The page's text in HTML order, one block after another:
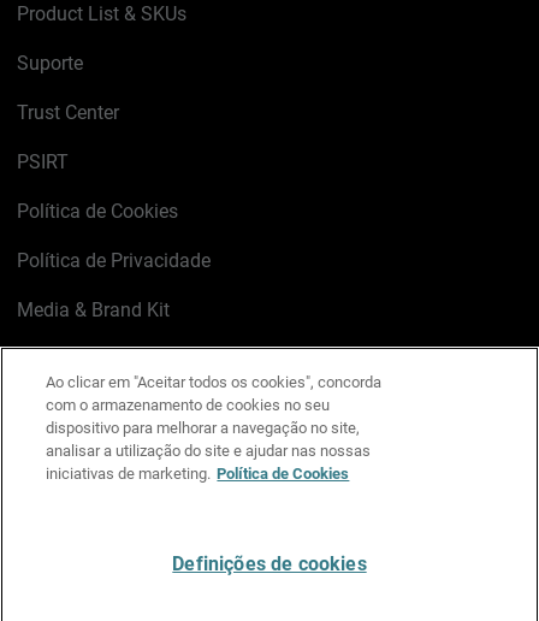
Product List & SKUs
Suporte
Trust Center
PSIRT
Política de Cookies
Política de Privacidade
Media & Brand Kit
LinkedIn
X FacebookInstagram
YouTube
Ao clicar em "Aceitar todos os cookies", concorda
com o armazenamento de cookies no seu
dispositivo para melhorar a navegação no site,
analisar a utilização do site e ajudar nas nossas
iniciativas de marketing. Política de Cookies
Definições de cookies